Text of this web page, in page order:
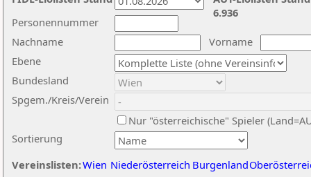
Nachname
Vorname
Ebene
Sortierung
Personennummer
Bundesland
Spgem./Kreis/Verein
Nur "österreichische" Spieler
Vereinslisten:Wien Niederösterreich Burgenland
6.936